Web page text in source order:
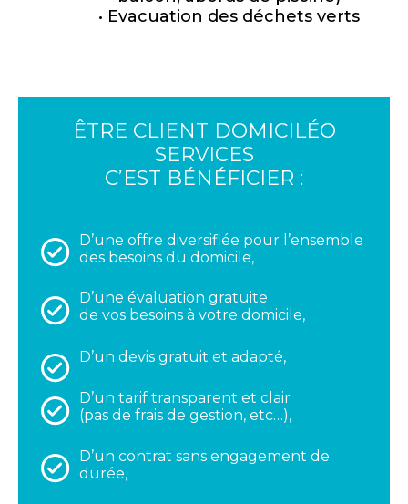
Evacuation des déchets verts
ÊTRE CLIENT DOMICILÉO
SERVICES
C’EST BÉNÉFICIER :
D’une offre diversifiée pour l’ensemble
des besoins du domicile,
D’une évaluation gratuite
de vos besoins à votre domicile,
D’un devis gratuit et adapté,
D’un tarif transparent et clair
(pas de frais de gestion, etc…),
D’un contrat sans engagement de
durée,